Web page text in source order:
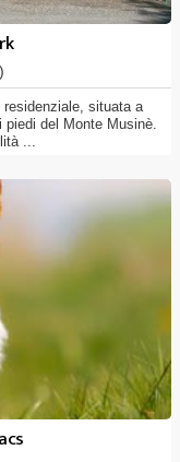
residenziale, situata a
piedi del Monte Musinè.
...